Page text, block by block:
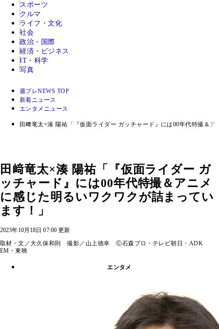
スポーツ
クルマ
ライフ・文化
社会
政治・国際
経済・ビジネス
IT・科学
写真
週プレNEWS TOP
新着ニュース
エンタメニュース
田﨑竜太×湊 陽祐「『仮面ライダー ガッチャード』には00年代特撮＆
田﨑竜太×湊 陽祐「『仮面ライダー ガ
ッチャード』には00年代特撮＆アニメ
に感じた明るいワクワクが詰まってい
ます！」
2023年10月18日 07:00 更新
取材・文／大久保和則 撮影／山上徳幸 Ⓒ石森プロ・テレビ朝日・ADK
EM・東映
エンタメ